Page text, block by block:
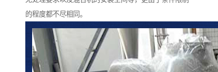
的程度都不尽相同。